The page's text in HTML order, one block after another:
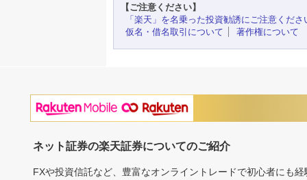
【ご注意ください】
「楽天」を名乗った投資勧誘にご注意くださ
仮名・借名取引について
著作権について
ネット証券の楽天証券についてのご紹介
FXや投資信託など、豊富なオンライントレードで初心者にも